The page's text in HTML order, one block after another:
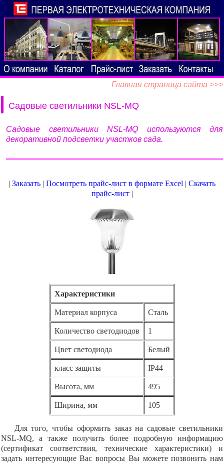
Главная страница сайта >>>
Садовые светильники NSL-MQ
Садовые светильники NSL-MQ используются для
декоративной подсветки участков сада.
| Заказать | Посмотреть прайс-лист в формате Excel | Скачать
прайс-лист|
Характеристики
Материал корпуса Сталь
Количество светодиодов 1
Цвет светодиода Белый
класс защиты IP44
Высота, мм 495
Ширина, мм 105
Для того, чтобы оформить заказ на садовые светильники
NSL-MQ, а также получить более подробную информацию
(сертификат соответствия, технические характеристики) и
задать интересующие Вас вопросы Вы можете позвонить нам